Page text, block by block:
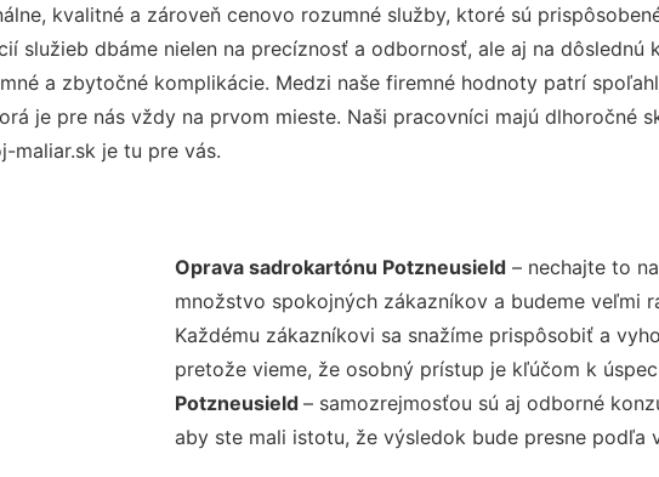
kvalitné a zároveň cenovo rozumné služby, ktoré sú
služieb dbáme nielen na precíznosť a odbornosť, ale aj na
a zbytočné komplikácie. Medzi naše firemné hodnoty patrí
je pre nás vždy na prvom mieste. Naši pracovníci majú dlhoročné
maliar.sk je tu pre vás.
Oprava sadrokartónu Potzneusield– nechajte to
množstvo spokojných zákazníkov a budeme veľmi
Každému zákazníkovi sa snažíme prispôsobiť a
pretože vieme, že osobný prístup je kľúčom k
Potzneusield – samozrejmosťou sú aj odborné
aby ste mali istotu, že výsledok bude presne podľa